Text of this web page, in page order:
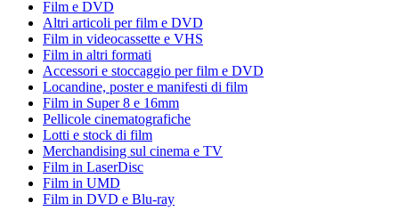
Film e DVD
Altri articoli per film e DVD
Film in videocassette e VHS
Film in altri formati
Accessori e stoccaggio per film e DVD
Locandine, poster e manifesti di film
Film in Super 8 e 16mm
Pellicole cinematografiche
Lotti e stock di film
Merchandising sul cinema e TV
Film in LaserDisc
Film in UMD
Film in DVD e Blu-ray